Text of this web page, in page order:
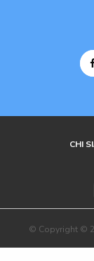
CHI
© Copyright ©